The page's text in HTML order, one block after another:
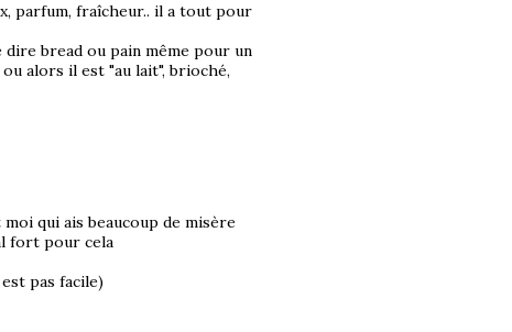
parfum, fraîcheur.. il a tout pour
bread ou pain même pour un
alors il est "au lait", brioché,
qui ais beaucoup de misère
fort pour cela
pas facile)